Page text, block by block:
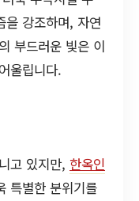
을 강조하며, 자연
부드러운 빛은 이
울립니다.
고 있지만, 한옥인
특별한 분위기를